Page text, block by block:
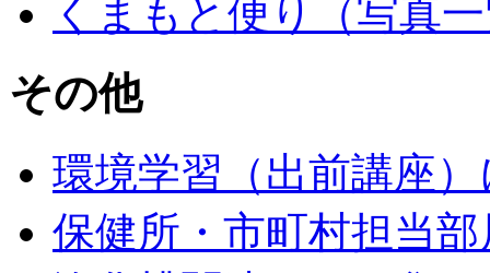
くまもと便り（写真
その他
環境学習（出前講座
保健所・市町村担当部